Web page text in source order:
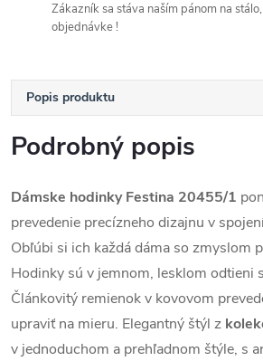
Zákazník sa stáva naším pánom na
objednávke !
Popis produktu
Podrobný popis
Dámske hodinky Festina 20455/1
prevedenie precízneho dizajnu v
Obľúbi si ich každá dáma so zmyslom
Hodinky sú v jemnom, lesklom odtieni
Článkovitý remienok v kovovom
upraviť na mieru. Elegantný štýl z
v jednoduchom a prehľadnom štýle, s